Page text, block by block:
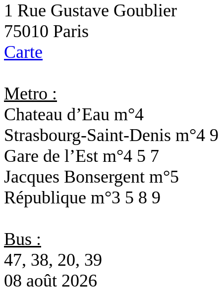
1 Rue Gustave Goublier
75010 Paris
Carte
Metro :
Chateau d’Eau m°4
Strasbourg-Saint-Denis m°4
Gare de l’Est m°4 5 7
Jacques Bonsergent m°5
République m°3 5 8 9
Bus :
47, 38, 20, 39
08 août 2026